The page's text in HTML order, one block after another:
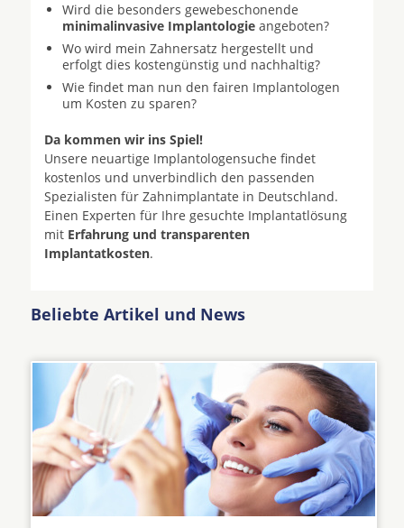
Wird die besonders gewebeschonende
minimalinvasive Implantologie angeboten?
Wo wird mein Zahnersatz hergestellt und
erfolgt dies kostengünstig und nachhaltig?
Wie findet man nun den fairen Implantologen
um Kosten zu sparen?
Da kommen wir ins Spiel!
Unsere neuartige Implantologensuche findet
kostenlos und unverbindlich den passenden
Spezialisten für Zahnimplantate in Deutschland.
Einen Experten für Ihre gesuchte Implantatlösung
mit Erfahrung und transparenten
Implantatkosten.
Beliebte Artikel und News